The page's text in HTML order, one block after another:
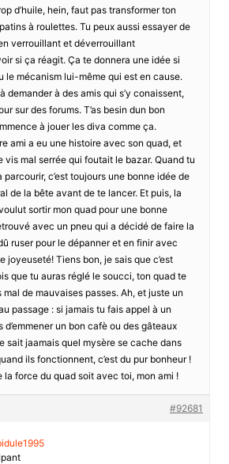
d’huile, hein, faut pas transformer ton
à roulettes. Tu peux aussi essayer de
verrouillant et déverrouillant
si ça réagit. Ça te donnera une idée si
le mécanism lui-même qui est en cause.
demander à des amis qui s’y conaissent,
sur des forums. T’as besin dun bon
à jouer les diva comme ça.
ami a eu une histoire avec son quad, et
vis mal serrée qui foutait le bazar. Quand tu
c’est toujours une bonne idée de
de la bête avant de te lancer. Et puis, la
sortir mon quad pour une bonne
avec un pneu qui a décidé de faire la
ruser pour le dépanner et en finir avec
joyeuseté! Tiens bon, je sais que c’est
que tu auras réglé le soucci, ton quad te
de mauvaises passes. Ah, et juste un
passage : si jamais tu fais appel à un
d’emmener un bon cafè ou des gâteaux
sait jaamais quel mysère se cache dans
ils fonctionnent, c’est du pur bonheur !
la force du quad soit avec toi, mon ami !
#92681